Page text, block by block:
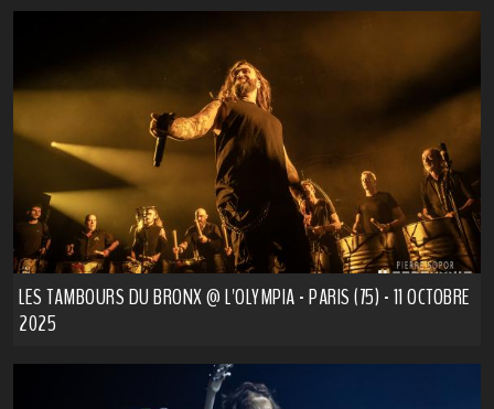
LES TAMBOURS DU BRONX @ L'OLYMPIA - PARIS (75) - 11 OCTOBRE
2025